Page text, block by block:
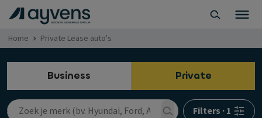
Home Private Lease auto's
Business Private
Filters ·1